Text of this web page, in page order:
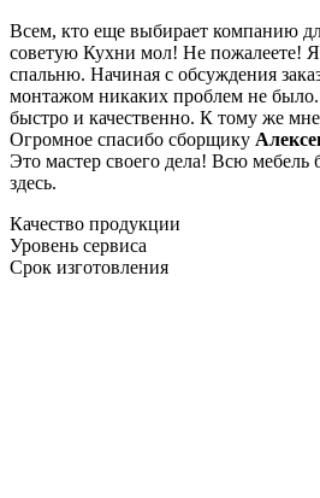
Всем, кто еще выбирает компанию
советую Кухни мол! Не пожалеете!
спальню. Начиная с обсуждения
монтажом никаких проблем не
быстро и качественно. К тому же
Огромное спасибо сборщику
Это мастер своего дела! Всю мебель
здесь.
Качество продукции
Уровень сервиса
Срок изготовления